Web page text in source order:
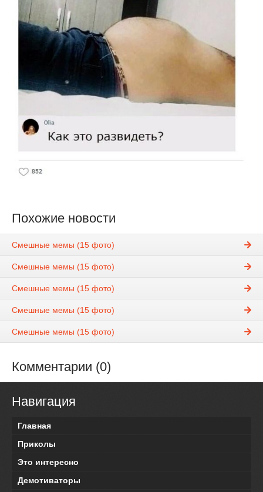
Похожие новости
Смешные мемы (15 фото)
Смешные мемы (15 фото)
Смешные мемы (15 фото)
Смешные мемы (15 фото)
Смешные мемы (15 фото)
Комментарии (0)
Навигация
Главная
Приколы
Это интересно
Демотиваторы